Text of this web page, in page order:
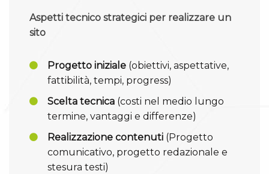
Aspetti tecnico strategici per realizzare un
sito
Progetto iniziale (obiettivi, aspettative,
fattibilità, tempi, progress)
Scelta tecnica (costi nel medio lungo
termine, vantaggi e differenze)
Realizzazione contenuti (Progetto
comunicativo, progetto redazionale e
stesura testi)